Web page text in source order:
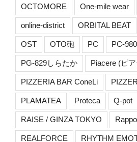
OCTOMORE One-mile wear
online-district ORBITAL BEAT
OST OTO砲 PC PC-
PG-829しらたか Piacere (ピ
PIZZERIA BAR ConeLi
PLAMATEA Proteca Q-pot
RAISE / GINZA TOKYO
REALFORCE RHYTHM